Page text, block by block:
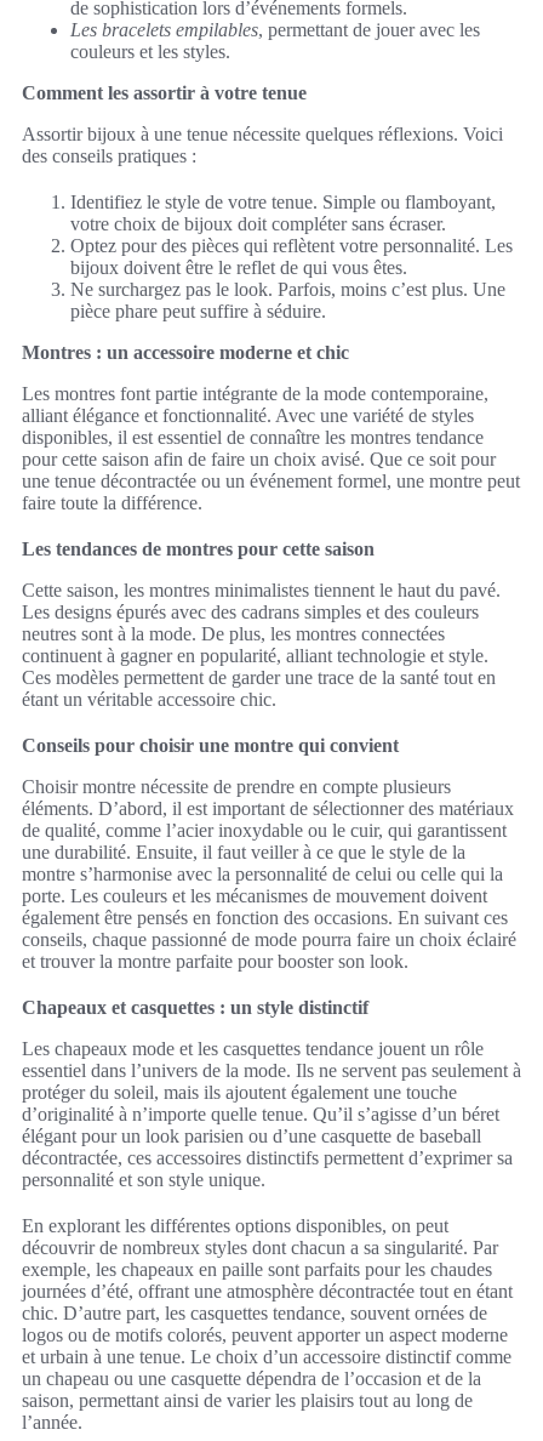
de sophistication lors d’événements formels.
Les bracelets empilables, permettant de jouer avec les
couleurs et les styles.
Comment les assortir à votre tenue
Assortir bijoux à une tenue nécessite quelques réflexions. Voici
des conseils pratiques :
Identifiez le style de votre tenue. Simple ou flamboyant,
votre choix de bijoux doit compléter sans écraser.
Optez pour des pièces qui reflètent votre personnalité. Les
bijoux doivent être le reflet de qui vous êtes.
Ne surchargez pas le look. Parfois, moins c’est plus. Une
pièce phare peut suffire à séduire.
Montres : un accessoire moderne et chic
Les montres font partie intégrante de la mode contemporaine,
alliant élégance et fonctionnalité. Avec une variété de styles
disponibles, il est essentiel de connaître les montres tendance
pour cette saison afin de faire un choix avisé. Que ce soit pour
une tenue décontractée ou un événement formel, une montre peut
faire toute la différence.
Les tendances de montres pour cette saison
Cette saison, les montres minimalistes tiennent le haut du pavé.
Les designs épurés avec des cadrans simples et des couleurs
neutres sont à la mode. De plus, les montres connectées
continuent à gagner en popularité, alliant technologie et style.
Ces modèles permettent de garder une trace de la santé tout en
étant un véritable accessoire chic.
Conseils pour choisir une montre qui convient
Choisir montre nécessite de prendre en compte plusieurs
éléments. D’abord, il est important de sélectionner des matériaux
de qualité, comme l’acier inoxydable ou le cuir, qui garantissent
une durabilité. Ensuite, il faut veiller à ce que le style de la
montre s’harmonise avec la personnalité de celui ou celle qui la
porte. Les couleurs et les mécanismes de mouvement doivent
également être pensés en fonction des occasions. En suivant ces
conseils, chaque passionné de mode pourra faire un choix éclairé
et trouver la montre parfaite pour booster son look.
Chapeaux et casquettes : un style distinctif
Les chapeaux mode et les casquettes tendance jouent un rôle
essentiel dans l’univers de la mode. Ils ne servent pas seulement à
protéger du soleil, mais ils ajoutent également une touche
d’originalité à n’importe quelle tenue. Qu’il s’agisse d’un béret
élégant pour un look parisien ou d’une casquette de baseball
décontractée, ces accessoires distinctifs permettent d’exprimer sa
personnalité et son style unique.
En explorant les différentes options disponibles, on peut
découvrir de nombreux styles dont chacun a sa singularité. Par
exemple, les chapeaux en paille sont parfaits pour les chaudes
journées d’été, offrant une atmosphère décontractée tout en étant
chic. D’autre part, les casquettes tendance, souvent ornées de
logos ou de motifs colorés, peuvent apporter un aspect moderne
et urbain à une tenue. Le choix d’un accessoire distinctif comme
un chapeau ou une casquette dépendra de l’occasion et de la
saison, permettant ainsi de varier les plaisirs tout au long de
l’année.